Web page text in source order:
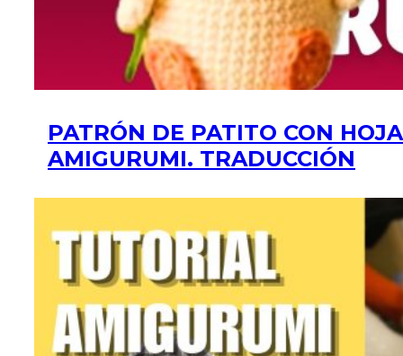
PATRÓN DE PATITO CON HOJA
AMIGURUMI. TRADUCCIÓN